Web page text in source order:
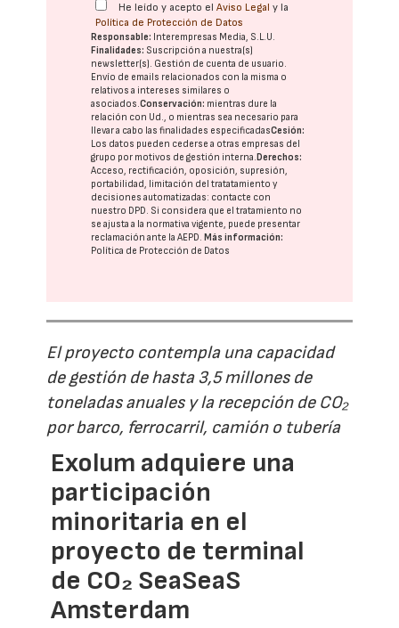
He leído y acepto elAviso Legal y la
Política de Protección de Datos
Responsable: Interempresas Media, S.L.U.
Finalidades: Suscripción a nuestra(s)
newsletter(s). Gestión de cuenta de usuario.
Envío de emails relacionados con la misma o
relativos a intereses similares o
asociados.Conservación: mientras dure la
relación con Ud., o mientras sea necesario para
llevar a cabo las finalidades especificadasCesión:
Los datos pueden cederse a otras empresas del
grupo por motivos de gestión interna. Derechos:
Acceso, rectificación, oposición, supresión,
portabilidad, limitación del tratatamiento y
decisiones automatizadas: contacte con
nuestro DPD. Si considera que el tratamiento no
se ajusta a la normativa vigente, puede presentar
reclamación ante laAEPD. Más información:
Política de Protección de Datos
El proyecto contempla una capacidad
de gestión de hasta 3,5 millones de
toneladas anuales y la recepción de CO₂
por barco, ferrocarril, camión o tubería
Exolum adquiere una
participación
minoritaria en el
proyecto de terminal
de CO₂ SeaSeaS
Amsterdam